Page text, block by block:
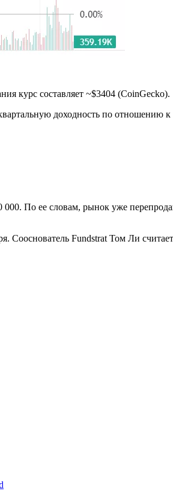
курс составляет ~$3404 (CoinGecko).
доходность по отношению
По ее словам, рынок уже
Fundstrat Том Ли